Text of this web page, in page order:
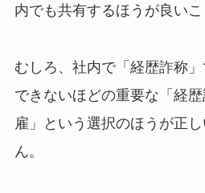
内でも共有するほうが良いこ
むしろ、社内で「経歴詐称
できないほどの重要な「経
雇」という選択のほうが正
ん。